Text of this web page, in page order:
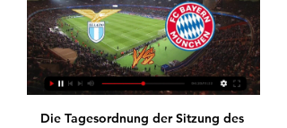
Die Tagesordnung der Sitzung des